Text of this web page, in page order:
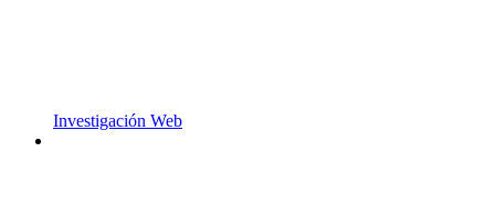
Investigación Web